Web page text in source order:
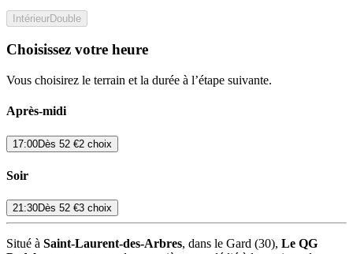
IntérieurDouble
Choisissez votre heure
Vous choisirez le terrain et la durée à l’étape suivante.
Après-midi
17:00Dès 52 €2 choix
Soir
21:30Dès 52 €3 choix
Situé à Saint-Laurent-des-Arbres, dans le Gard (30), Le QG